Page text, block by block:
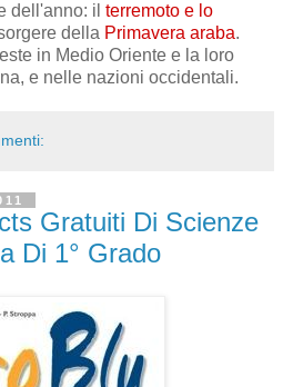
dell'anno: il terremoto e lo
della Primavera araba.
in Medio Oriente e la loro
e nelle nazioni occidentali.
Gratuiti Di Scienze
Di 1° Grado